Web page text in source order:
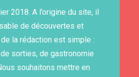
2018. A l’origine du site, il
de découvertes et
la rédaction est simple :
sorties, de gastronomie
souhaitons mettre en